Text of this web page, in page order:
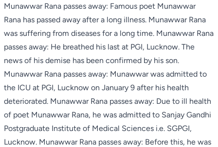
Munawwar Rana passes away: Famous poet Munawwar
Rana has passed away after a long illness. Munawwar Rana
was suffering from diseases for a long time. Munawwar Rana
passes away: He breathed his last at PGI, Lucknow. The
news of his demise has been confirmed by his son.
Munawwar Rana passes away: Munawwar was admitted to
the ICU at PGI, Lucknow on January 9 after his health
deteriorated. Munawwar Rana passes away: Due to ill health
of poet Munawwar Rana, he was admitted to Sanjay Gandhi
Postgraduate Institute of Medical Sciences i.e. SGPGI,
Lucknow. Munawwar Rana passes away: Before this, he was